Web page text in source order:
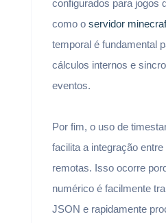
configurados para jogos
como o servidor
temporal é fundamental
cálculos internos e
eventos.
Por fim, o uso de
facilita a integração
remotas. Isso ocorre
numérico é facilmente
JSON e rapidamente